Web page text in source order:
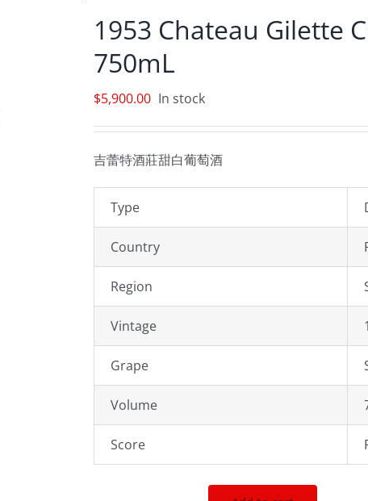
1953 Chateau Gilette
750mL
$5,900.00 In stock
吉蕾特酒莊甜白葡萄酒
Type
Country
Region
Vintage
Grape
Volume
Score